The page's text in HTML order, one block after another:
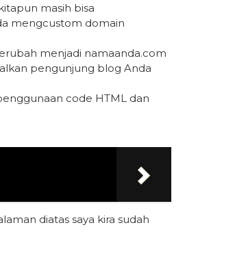
masih bisa
mengcustom domain
menjadi namaanda.com
pengunjung blog Anda
code HTML dan
diatas saya kira sudah